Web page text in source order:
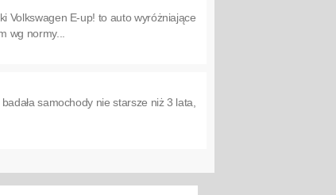
Volkswagen E-up! to auto wyróżniające
wg normy...
samochody nie starsze niż 3 lata,